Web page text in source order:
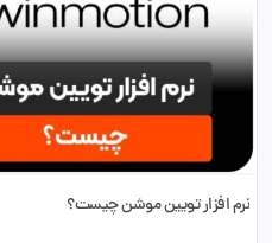
نرم افزار تویین موشن چیست؟